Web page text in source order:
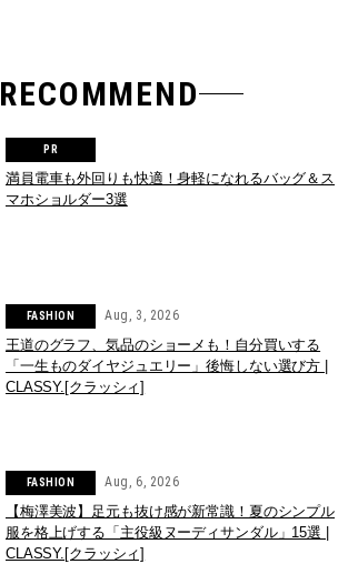
RECOMMEND
満員電車も外回りも快適！身軽になれるバッグ＆ス
マホショルダー3選
FASHION Aug, 3, 2026
王道のグラフ、気品のショーメも！自分買いする
「一生ものダイヤジュエリー」後悔しない選び方 |
CLASSY.[クラッシィ]
FASHION Aug, 6, 2026
【梅澤美波】足元も抜け感が新常識！夏のシンプル
服を格上げする「主役級ヌーディサンダル」15選 |
CLASSY.[クラッシィ]